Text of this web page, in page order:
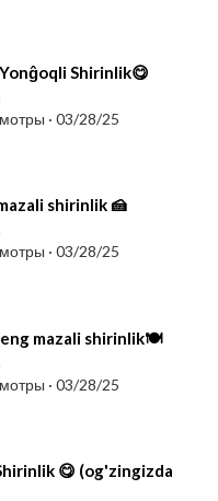
Shirinlik😋
· 03/28/25
shirinlik 🍰
· 03/28/25
mazali shirinlik🍽
· 03/28/25
😋 (og'zingizda